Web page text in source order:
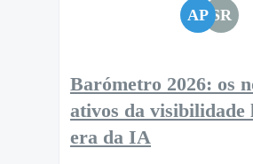
AP SR
Barómetro 2026: os
ativos da visibilidade
era da IA